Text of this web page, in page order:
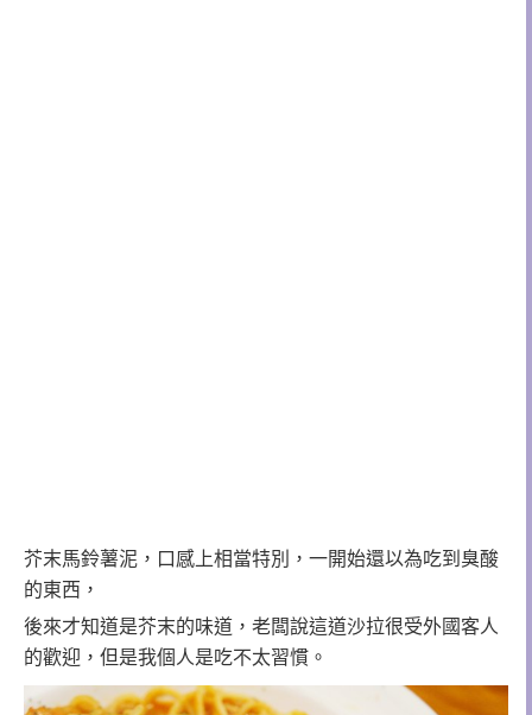
芥末馬鈴薯泥，口感上相當特別，一開始還以為吃到臭酸
的東西，
後來才知道是芥末的味道，老闆說這道沙拉很受外國客人
的歡迎，但是我個人是吃不太習慣。